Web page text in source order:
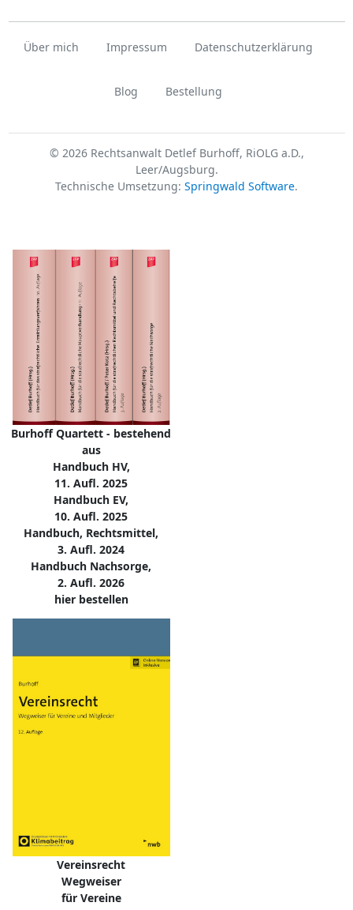
Über mich Impressum Datenschutzerklärung
Blog Bestellung
© 2026 Rechtsanwalt Detlef Burhoff, RiOLG a.D.,
Leer/Augsburg.
Technische Umsetzung: Springwald Software.
Burhoff Quartett - bestehend
aus
Handbuch HV,
11. Aufl. 2025
Handbuch EV,
10. Aufl. 2025
Handbuch, Rechtsmittel,
3. Aufl. 2024
Handbuch Nachsorge,
2. Aufl. 2026
hier bestellen
Vereinsrecht
Wegweiser
für Vereine